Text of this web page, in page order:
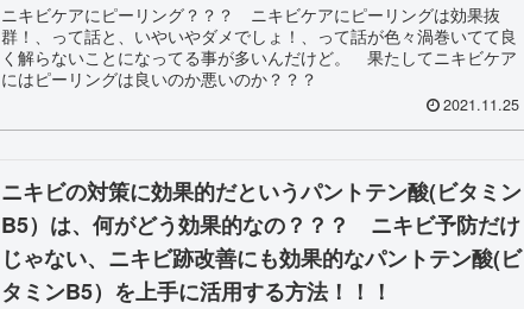
ニキビケアにピーリング？？？ ニキビケアにピーリングは効果抜
群！、って話と、いやいやダメでしょ！、って話が色々渦巻いてて良
く解らないことになってる事が多いんだけど。 果たしてニキビケア
にはピーリングは良いのか悪いのか？？？
2021.11.25
ニキビの対策に効果的だというパントテン酸(ビタミン
B5）は、何がどう効果的なの？？？ ニキビ予防だけ
じゃない、ニキビ跡改善にも効果的なパントテン酸(ビ
タミンB5）を上手に活用する方法！！！